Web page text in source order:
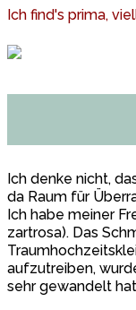
Ich find's prima,
Ich denke nicht,
da Raum für
Ich habe meiner
zartrosa). Das
aufzutreiben,
sehr gewandelt